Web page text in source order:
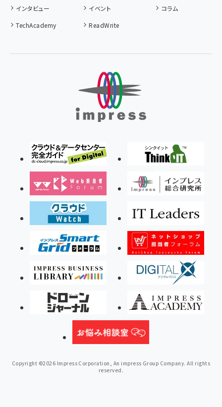
インタビュー
イベント
コラム
TechAcademy
ReadWrite
Copyright ©2026 Impress Corporation, An impress Group Company. All rights
reserved.